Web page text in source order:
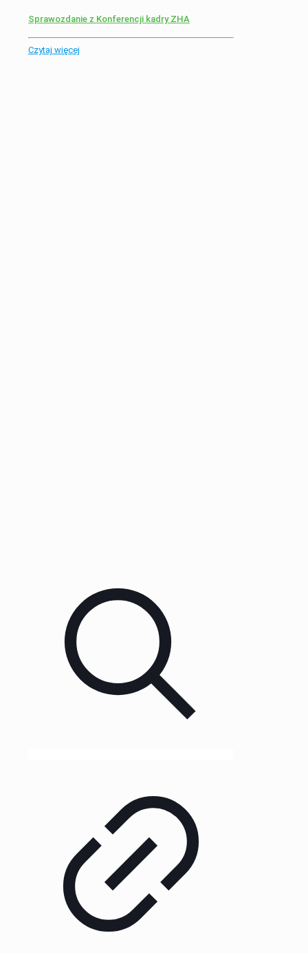
Sprawozdanie z Konferencji kadry ZHA
Czytaj więcej